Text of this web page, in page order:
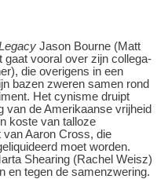
Jason Bourne (Matt
vooral over zijn collega-
die overigens in een
bazen zweren samen rond
Het cynisme druipt
van de Amerikaanse vrijheid
koste van talloze
Aaron Cross, die
moet worden.
Shearing (Rachel Weisz)
en tegen de samenzwering.